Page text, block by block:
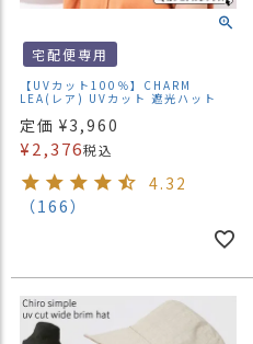
宅配便専用
【UVカット100％】CHARM
LEA(レア) UVカット 遮光ハット
定価 ¥3,960
¥2,376税込
4.32
（166）